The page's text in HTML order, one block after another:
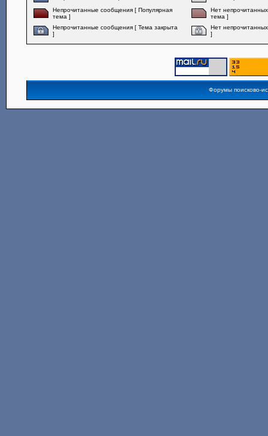
Непрочитанные сообщения [ Популярная
тема ]
Нет
тема ]
Непрочитанные сообщения [ Тема закрыта
]
Нет
]
Форумы поисково-